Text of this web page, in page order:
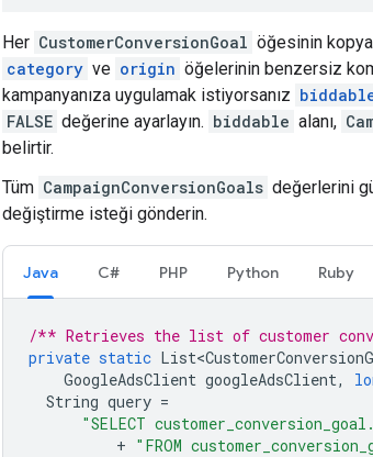
Her CustomerConversionGoal öğesinin
category ve origin öğelerinin benzersiz
kampanyanıza uygulamak istiyorsanız
FALSE değerine ayarlayın. biddable alanı,
belirtir.
Tüm CampaignConversionGoals değerlerini
değiştirme isteği gönderin.
Java C# PHP Python Ruby
/** Retrieves the list of customer
private static
GoogleAdsClient googleAdsClient,
String query =
"SELECT
+ "FROM